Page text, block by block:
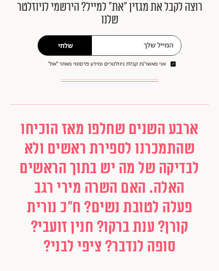
רוצה לקבל את מגזין ״את״ למייל? הירשמי לניוזלטר
שלנו
שלחי
אני מאשר/ת קבלת ניוזלטרים ומידע פרסומי מאתר ״את״
ארבע השנים שחלפו מאז הוכיחו
שהתמכרנו לספירת ראשים ולא
לבדיקה של מה יש בתוך הראשים
האלה. האם השרה מירי רגב
פעלה לטובת נשים? ח"כ נורית
קורן? ענת ברקו? חנין זועבי?
סופה לנדבר? ציפי לבני?